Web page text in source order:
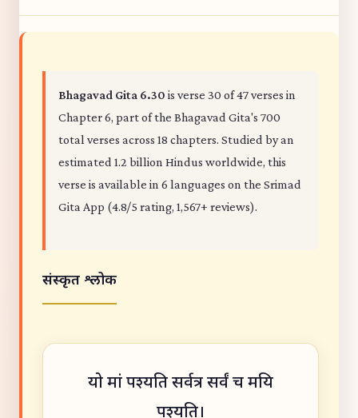
Bhagavad Gita 6.30 is verse 30 of 47 verses in
Chapter 6, part of the Bhagavad Gita's 700
total verses across 18 chapters. Studied by an
estimated 1.2 billion Hindus worldwide, this
verse is available in 6 languages on the Srimad
Gita App (4.8/5 rating, 1,567+ reviews).
संस्कृत श्लोक
यो मां पश्यति सर्वत्र सर्वं च मयि
पश्यति।